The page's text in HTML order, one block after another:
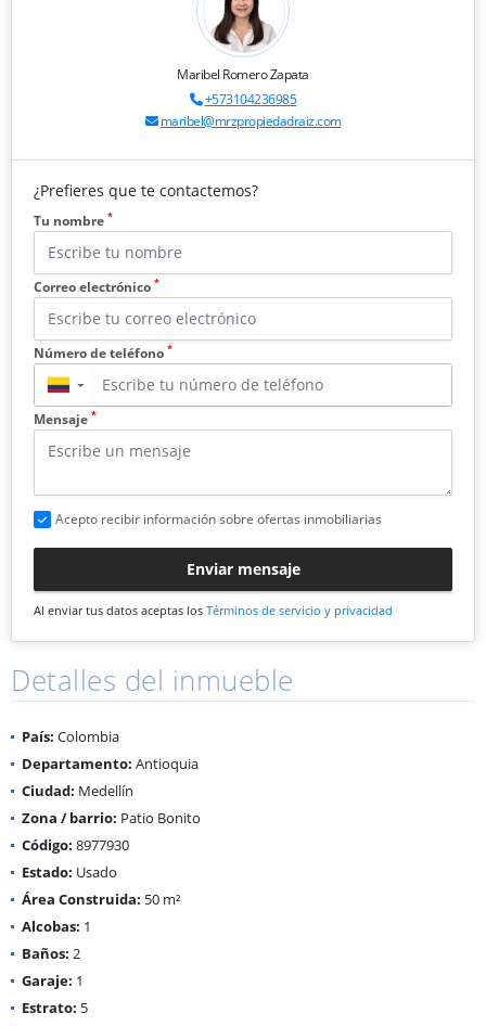
Maribel Romero Zapata
+573104236985
maribel@mrzpropiedadraiz.com
¿Prefieres que te contactemos?
Tu nombre *
Correo electrónico *
Número de teléfono *
▼
Mensaje *
Acepto recibir información sobre ofertas inmobiliarias
Enviar mensaje
Al enviar tus datos aceptas los Términos de servicio y privacidad
Detalles del inmueble
País: Colombia
Departamento: Antioquia
Ciudad: Medellín
Zona / barrio: Patio Bonito
Código: 8977930
Estado: Usado
Área Construida: 50 m²
Alcobas: 1
Baños: 2
Garaje: 1
Estrato: 5